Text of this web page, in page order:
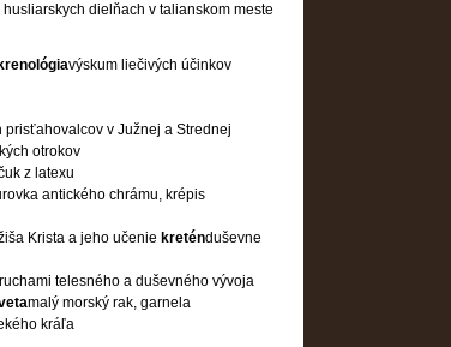
dielňach v talianskom meste
krenológiavýskum liečivých účinkov
v Južnej a Strednej
otrokov
z latexu
antického chrámu, krépis
Krista a jeho učenie kreténduševne
telesného a duševného vývoja
malý morský rak, garnela
kráľa